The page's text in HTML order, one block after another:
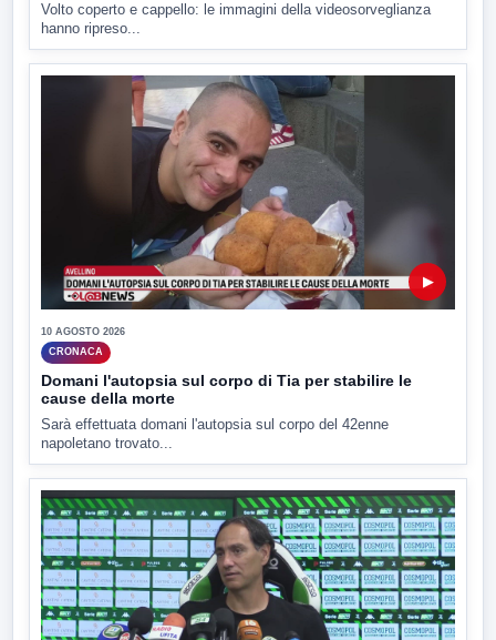
Volto coperto e cappello: le immagini della videosorveglianza
hanno ripreso...
▶
10 AGOSTO 2026
CRONACA
Domani l'autopsia sul corpo di Tia per stabilire le
cause della morte
Sarà effettuata domani l'autopsia sul corpo del 42enne
napoletano trovato...